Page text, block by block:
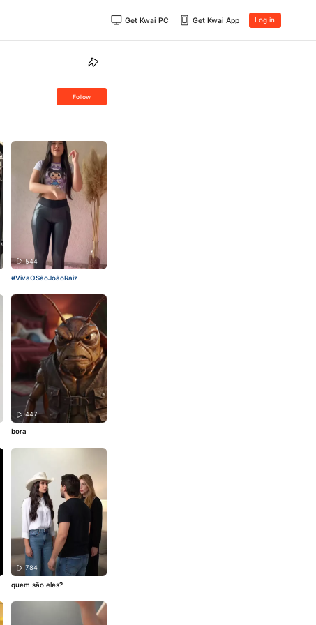
Get Kwai PC Get Kwai App Log in
Follow
544
#VivaOSãoJoãoRaiz
447
bora
784
quem são eles?